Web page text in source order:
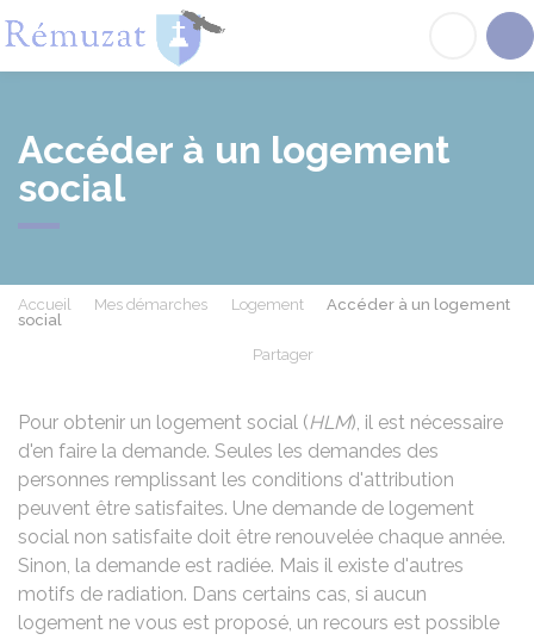
Accéder à un logement
social
Accueil Mes démarches Logement
Accéder à un logement
social
Partager
Pour obtenir un logement social (HLM), il est nécessaire
d'en faire la demande. Seules les demandes des
personnes remplissant les conditions d'attribution
peuvent être satisfaites. Une demande de logement
social non satisfaite doit être renouvelée chaque année.
Sinon, la demande est radiée. Mais il existe d'autres
motifs de radiation. Dans certains cas, si aucun
logement ne vous est proposé, un recours est possible